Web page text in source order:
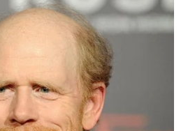
karmičko čišćenje.